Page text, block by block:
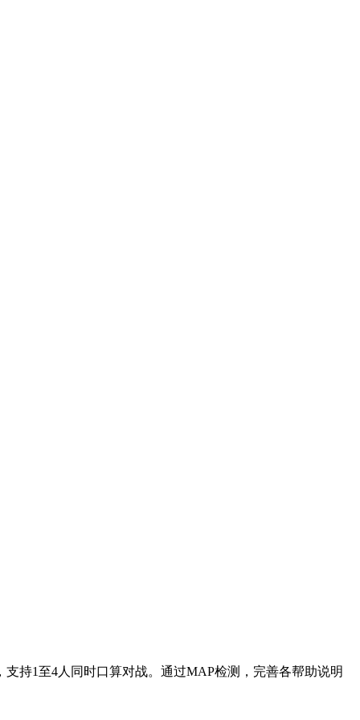
持1至4人同时口算对战。通过MAP检测，完善各帮助说明